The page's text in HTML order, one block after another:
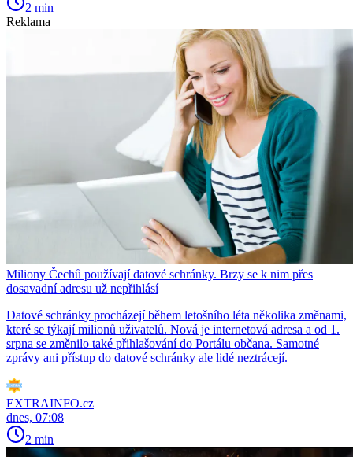
2 min
Reklama
Miliony Čechů používají datové schránky. Brzy se k nim přes
dosavadní adresu už nepřihlásí
Datové schránky procházejí během letošního léta několika změnami,
které se týkají milionů uživatelů. Nová je internetová adresa a od 1.
srpna se změnilo také přihlašování do Portálu občana. Samotné
zprávy ani přístup do datové schránky ale lidé neztrácejí.
EXTRAINFO.cz
dnes, 07:08
2 min